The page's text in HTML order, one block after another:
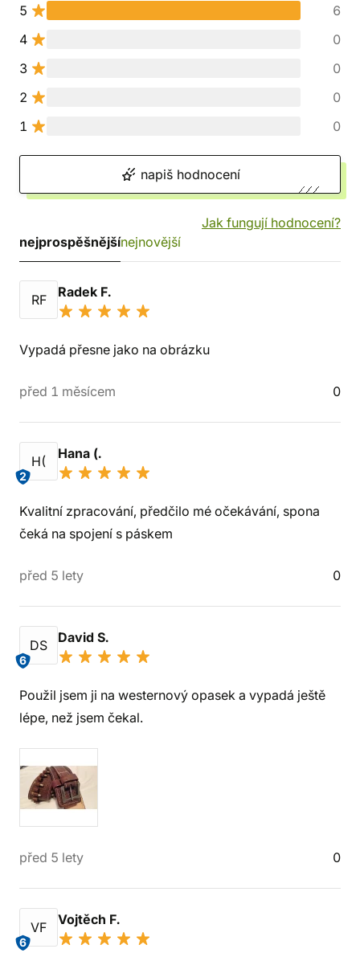
5
6
4
0
3
0
2
0
1
0
napiš hodnocení
Jak fungují hodnocení?
nejprospěšnějšínejnovější
RF Radek F.
Vypadá přesne jako na obrázku
před 1 měsícem 0
H(
2
Hana (.
Kvalitní zpracování, předčilo mé očekávání, spona
čeká na spojení s páskem
před 5 lety 0
DS
6
David S.
Použil jsem ji na westernový opasek a vypadá ještě
lépe, než jsem čekal.
před 5 lety 0
VF
6
Vojtěch F.